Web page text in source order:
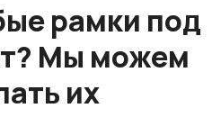
рамки под
Мы можем
их